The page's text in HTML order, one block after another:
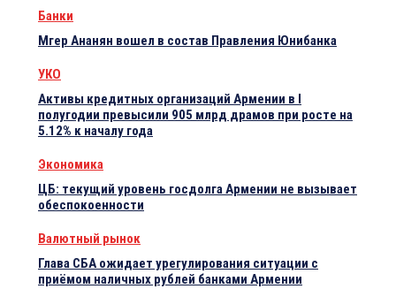
Банки
Мгер Ананян вошел в состав Правления Юнибанка
УКО
Активы кредитных организаций Армении в I
полугодии превысили 905 млрд драмов при росте на
5.12% к началу года
Экономика
ЦБ: текущий уровень госдолга Армении не вызывает
обеспокоенности
Валютный рынок
Глава СБА ожидает урегулирования ситуации с
приёмом наличных рублей банками Армении